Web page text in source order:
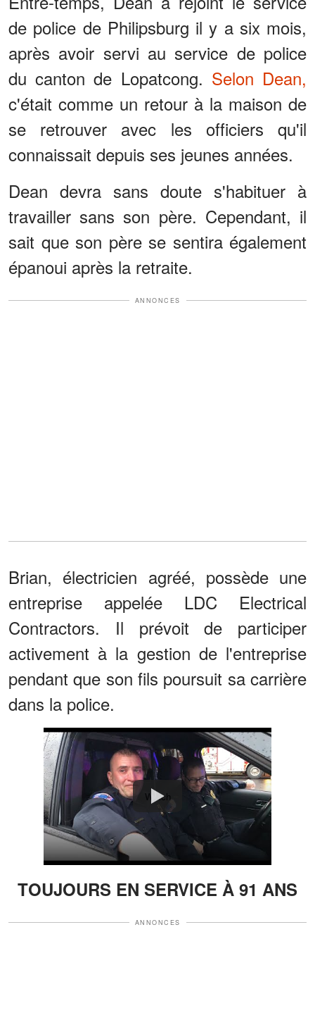
de police de Philipsburg il y a six mois,
après avoir servi au service de police
du canton de Lopatcong. Selon Dean,
c'était comme un retour à la maison de
se retrouver avec les officiers qu'il
connaissait depuis ses jeunes années.
Dean devra sans doute s'habituer à
travailler sans son père. Cependant, il
sait que son père se sentira également
épanoui après la retraite.
ANNONCES
Brian, électricien agréé, possède une
entreprise appelée LDC Electrical
Contractors. Il prévoit de participer
activement à la gestion de l'entreprise
pendant que son fils poursuit sa carrière
dans la police.
Watch
TOUJOURS EN SERVICE À 91 ANS
ANNONCES